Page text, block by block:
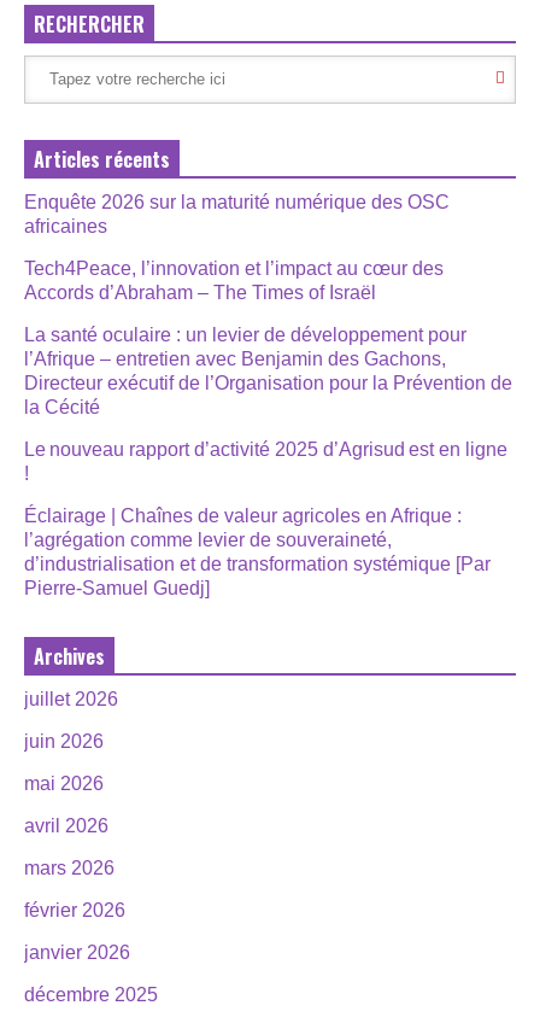
RECHERCHER
Articles récents
Enquête 2026 sur la maturité numérique des OSC
africaines
Tech4Peace, l’innovation et l’impact au cœur des
Accords d’Abraham – The Times of Israël
La santé oculaire : un levier de développement pour
l’Afrique – entretien avec Benjamin des Gachons,
Directeur exécutif de l’Organisation pour la Prévention de
la Cécité
Le nouveau rapport d’activité 2025 d’Agrisud est en ligne
!
Éclairage | Chaînes de valeur agricoles en Afrique :
l’agrégation comme levier de souveraineté,
d’industrialisation et de transformation systémique [Par
Pierre-Samuel Guedj]
Archives
juillet 2026
juin 2026
mai 2026
avril 2026
mars 2026
février 2026
janvier 2026
décembre 2025